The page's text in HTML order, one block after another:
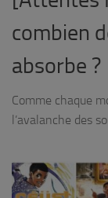
combien
absorbe ?
Comme chaque
l’avalanche des